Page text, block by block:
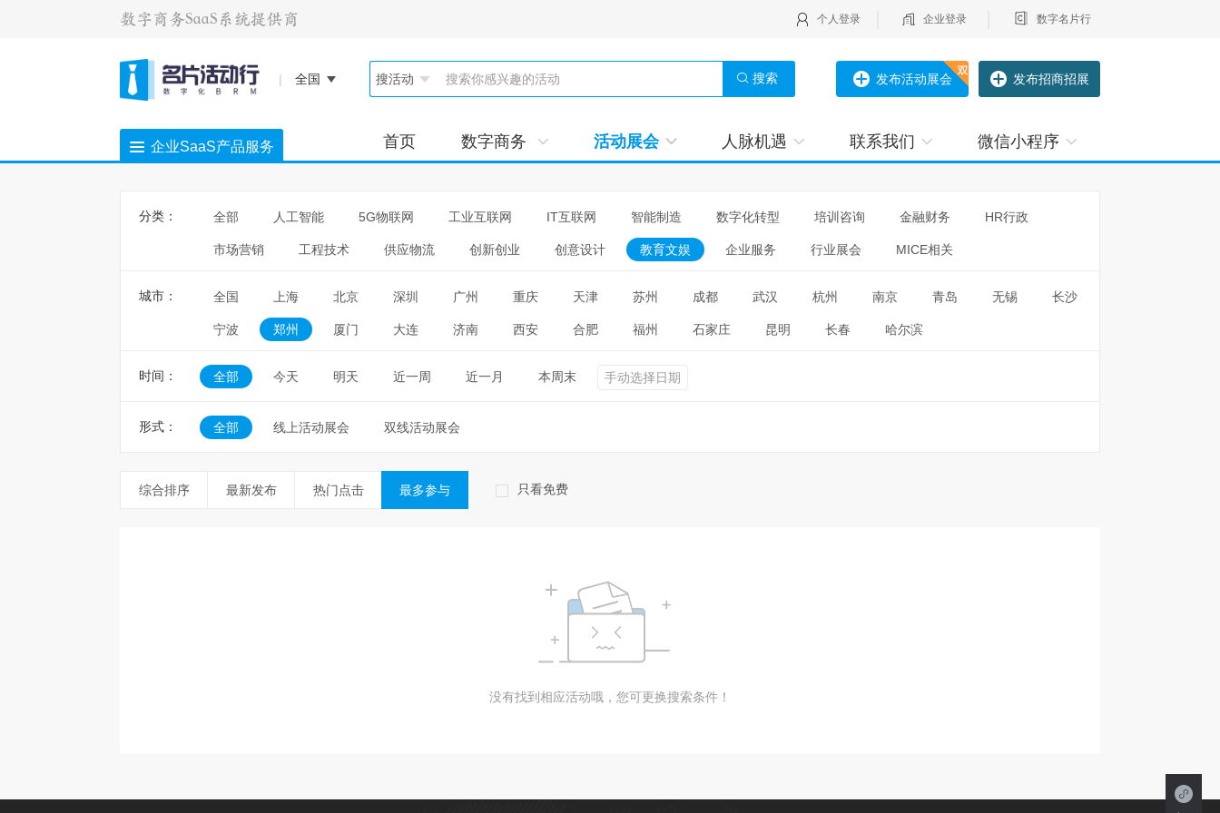
个人登录 企业登录 数字名片行
| 全国 搜索 发布活动展会 发布招商招展
企业SaaS产品服务 首页 数字商务 活动展会 人脉机遇 联系我们 微信小程序
分类： 全部 人工智能 5G物联网 工业互联网 IT互联网 智能制造 数字化转型 培训咨询 金融财务 HR行政
市场营销 工程技术 供应物流 创新创业 创意设计 教育文娱 企业服务 行业展会 MICE相关
城市： 全国 上海 北京 深圳 广州 重庆 天津 苏州 成都 武汉 杭州 南京 青岛 无锡 长沙
宁波 郑州 厦门 大连 济南 西安 合肥 福州 石家庄 昆明 长春 哈尔滨
时间： 全部 今天 明天 近一周 近一月 本周末
形式： 全部 线上活动展会 双线活动展会
综合排序 最新发布 热门点击 最多参与 只看免费
没有找到相应活动哦，您可更换搜索条件！